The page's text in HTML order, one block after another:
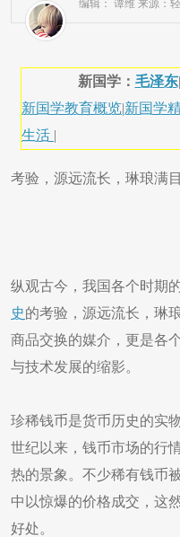
编辑： 谭维 来源：
新国学： 毛泽东|
新国学教育概览|新国学
生活 |
考验，源远流长，琳琅满
纵观古今，我国各个时期
史的考验，源远流长，琳
商品交换的媒介，更是各
与技术发展的缩影。
珍稀钱币是货币历史的实
世纪以来，钱币市场的行
热的景象。不少稀有钱币
中以惊爆的价格成交，这
好处。